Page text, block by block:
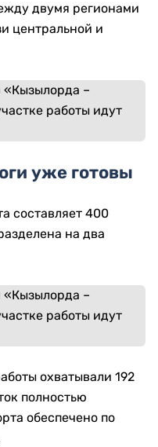
двумя регионами
центральной и
уже готовы
составляет 400
на два
охватывали 192
полностью
обеспечено по